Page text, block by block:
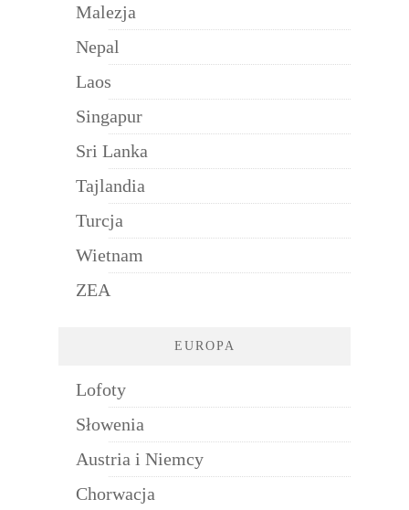
Malezja
Nepal
Laos
Singapur
Sri Lanka
Tajlandia
Turcja
Wietnam
ZEA
EUROPA
Lofoty
Słowenia
Austria i Niemcy
Chorwacja